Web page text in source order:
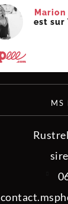
est sur
MS